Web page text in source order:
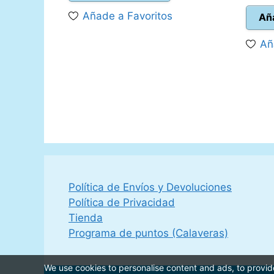
era:
27,95 €.
es:
24,95 €.
Añade a Favoritos
Política de Envíos y Devoluciones
Política de Privacidad
Tienda
Programa de puntos (Calaveras)
We use cookies to personalise content and ads, to